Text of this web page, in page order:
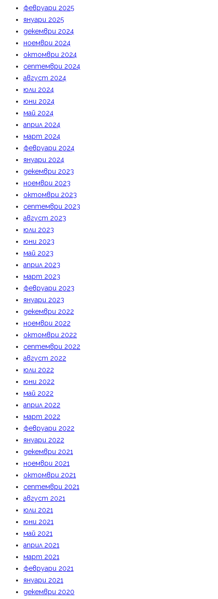
февруари 2025
януари 2025
декември 2024
ноември 2024
октомври 2024
септември 2024
август 2024
юли 2024
юни 2024
май 2024
април 2024
март 2024
февруари 2024
януари 2024
декември 2023
ноември 2023
октомври 2023
септември 2023
август 2023
юли 2023
юни 2023
май 2023
април 2023
март 2023
февруари 2023
януари 2023
декември 2022
ноември 2022
октомври 2022
септември 2022
август 2022
юли 2022
юни 2022
май 2022
април 2022
март 2022
февруари 2022
януари 2022
декември 2021
ноември 2021
октомври 2021
септември 2021
август 2021
юли 2021
юни 2021
май 2021
април 2021
март 2021
февруари 2021
януари 2021
декември 2020